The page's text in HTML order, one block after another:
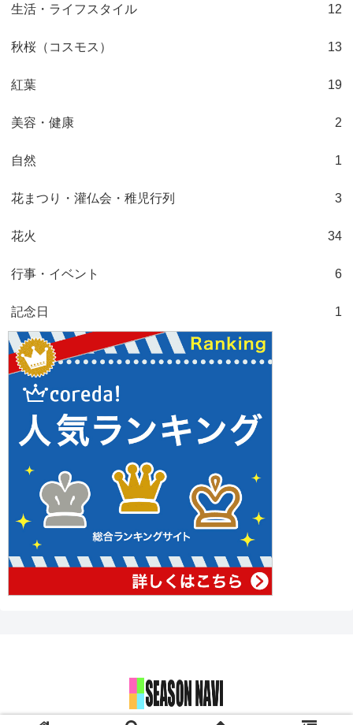
生活・ライフスタイル 12
秋桜（コスモス） 13
紅葉 19
美容・健康 2
自然 1
花まつり・灌仏会・稚児行列 3
花火 34
行事・イベント 6
記念日 1